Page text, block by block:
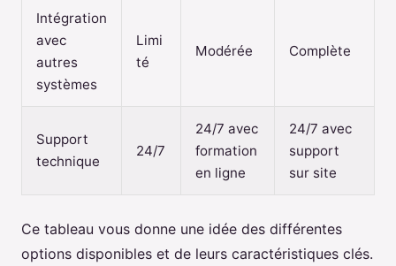
Intégration
avec
autres
systèmes
Limi
té
Modérée Complète
Support
technique
24/7
24/7 avec
formation
en ligne
24/7 avec
support
sur site
Ce tableau vous donne une idée des différentes
options disponibles et de leurs caractéristiques clés.